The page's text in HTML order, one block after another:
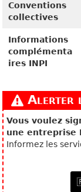
Conventions
collectives
Informations
complémenta
ires INPI
Alerter
Vous voulez
une entreprise
Informez les